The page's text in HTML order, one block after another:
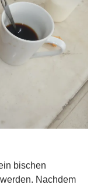
bischen
Nachdem